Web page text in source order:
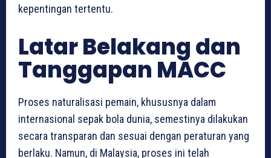
kepentingan tertentu.
Latar Belakang dan
Tanggapan MACC
Proses naturalisasi pemain, khususnya dalam
internasional sepak bola dunia, semestinya dilakukan
secara transparan dan sesuai dengan peraturan yang
berlaku. Namun, di Malaysia, proses ini telah